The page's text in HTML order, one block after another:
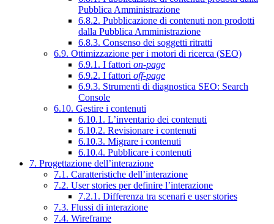
Pubblica Amministrazione
6.8.2. Pubblicazione di contenuti non prodotti
dalla Pubblica Amministrazione
6.8.3. Consenso dei soggetti ritratti
6.9. Ottimizzazione per i motori di ricerca (SEO)
6.9.1. I fattori on-page
6.9.2. I fattori off-page
6.9.3. Strumenti di diagnostica SEO: Search
Console
6.10. Gestire i contenuti
6.10.1. L’inventario dei contenuti
6.10.2. Revisionare i contenuti
6.10.3. Migrare i contenuti
6.10.4. Pubblicare i contenuti
7. Progettazione dell’interazione
7.1. Caratteristiche dell’interazione
7.2. User stories per definire l’interazione
7.2.1. Differenza tra scenari e user stories
7.3. Flussi di interazione
7.4. Wireframe